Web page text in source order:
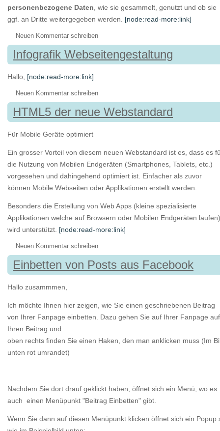
personenbezogene Daten , wie sie gesammelt, genutzt und ob sie
ggf. an Dritte weitergegeben werden. [node:read-more:link]
Neuen Kommentar schreiben
Infografik Webseitengestaltung
Hallo, [node:read-more:link]
Neuen Kommentar schreiben
HTML5 der neue Webstandard
Für Mobile Geräte optimiert
Ein grosser Vorteil von diesem neuen Webstandard ist es, dass es
die Nutzung von Mobilen Endgeräten (Smartphones, Tablets, etc.)
vorgesehen und dahingehend optimiert ist. Einfacher als zuvor
können Mobile Webseiten oder Applikationen erstellt werden.
Besonders die Erstellung von Web Apps (kleine spezialisierte
Applikationen welche auf Browsern oder Mobilen Endgeräten laufen)
wird unterstützt. [node:read-more:link]
Neuen Kommentar schreiben
Einbetten von Posts aus Facebook
Hallo zusammmen,
Ich möchte Ihnen hier zeigen, wie Sie einen geschriebenen Beitrag
von Ihrer Fanpage einbetten. Dazu gehen Sie auf Ihrer Fanpage auf
Ihren Beitrag und
oben rechts finden Sie einen Haken, den man anklicken muss (Im
unten rot umrandet)
Nachdem Sie dort drauf geklickt haben, öffnet sich ein Menü, wo es
auch einen Menüpunkt "Beitrag Einbetten" gibt.
Wenn Sie dann auf diesen Menüpunkt klicken öffnet sich ein Popup